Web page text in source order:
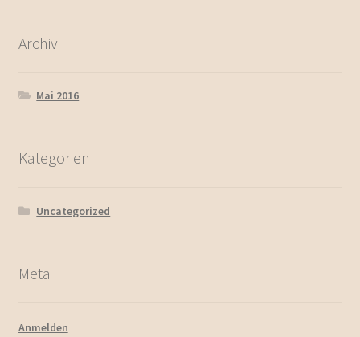
Archiv
Mai 2016
Kategorien
Uncategorized
Meta
Anmelden